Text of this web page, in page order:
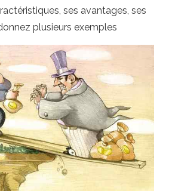
ses avantages, ses
plusieurs exemples